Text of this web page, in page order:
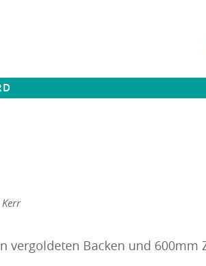
vergoldeten Backen und 600mm